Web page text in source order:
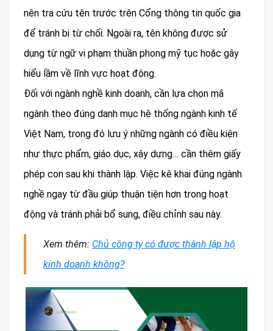
nên tra cứu tên trước trên Cổng thông tin quốc gia
để tránh bị từ chối. Ngoài ra, tên không được sử
dụng từ ngữ vi phạm thuần phong mỹ tục hoặc gây
hiểu lầm về lĩnh vực hoạt động.
Đối với ngành nghề kinh doanh, cần lựa chọn mã
ngành theo đúng danh mục hệ thống ngành kinh tế
Việt Nam, trong đó lưu ý những ngành có điều kiện
như thực phẩm, giáo dục, xây dựng… cần thêm giấy
phép con sau khi thành lập. Việc kê khai đúng ngành
nghề ngay từ đầu giúp thuận tiện hơn trong hoạt
động và tránh phải bổ sung, điều chỉnh sau này.
Xem thêm: Chủ công ty có được thành lập hộ
kinh doanh không?